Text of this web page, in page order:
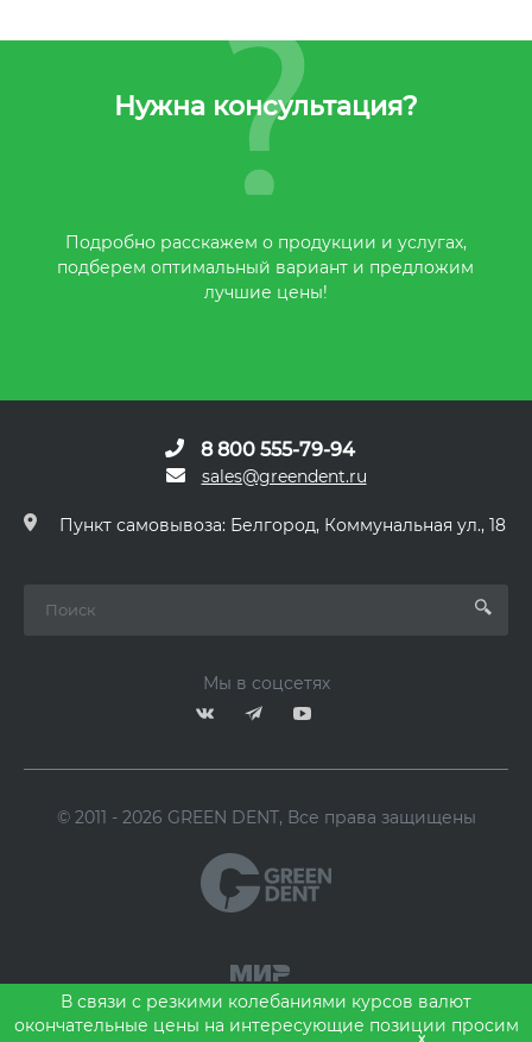
Нужна консультация?
Подробно расскажем о продукции и услугах,
подберем оптимальный вариант и предложим
лучшие цены!
8 800 555-79-94
sales@greendent.ru
Пункт самовывоза: Белгород, Коммунальная ул., 18
Мы в соцсетях
© 2011 - 2026 GREEN DENT, Все права защищены
В связи с резкими колебаниями курсов валют
окончательные цены на интересующие позиции просим
x